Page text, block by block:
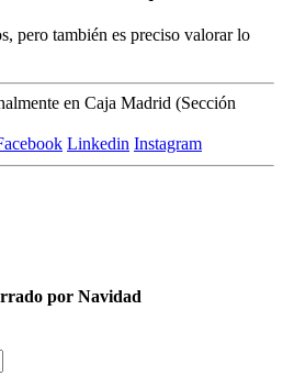
pero también es preciso valorar lo
en Caja Madrid (Sección
Linkedin Instagram
por Navidad